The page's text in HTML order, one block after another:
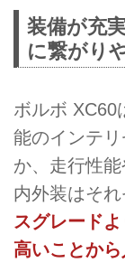
装備が充
に繋がり
ボルボ XC60
能のインテ
か、走行性能
内外装はそれ
スグレード
高いことか